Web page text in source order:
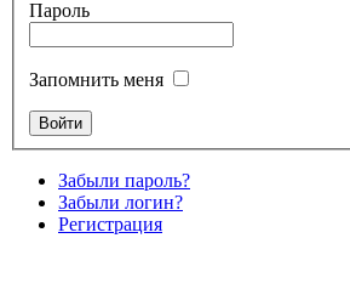
Пароль
Запомнить меня
Забыли пароль?
Забыли логин?
Регистрация